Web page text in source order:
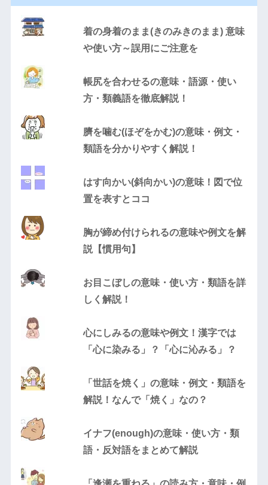
着の身着のまま(きのみきのまま) 意味
や使い方～誤用にご注意を
帳尻を合わせるの意味・語源・使い
方・類義語を徹底解説！
臍を噛む(ほぞをかむ)の意味・例文・
類語を分かりやすく解説！
はす向かい(斜向かい)の意味！図で位
置を表すとココ
胸が締め付けられるの意味や例文を解
説【慣用句】
お目こぼしの意味・使い方・類語を詳
しく解説！
心にしみるの意味や例文！漢字では
「心に染みる」？「心に沁みる」？
「世話を焼く」の意味・例文・類語を
解説！なんで「焼く」なの？
イナフ(enough)の意味・使い方・類
語・反対語をまとめて解説